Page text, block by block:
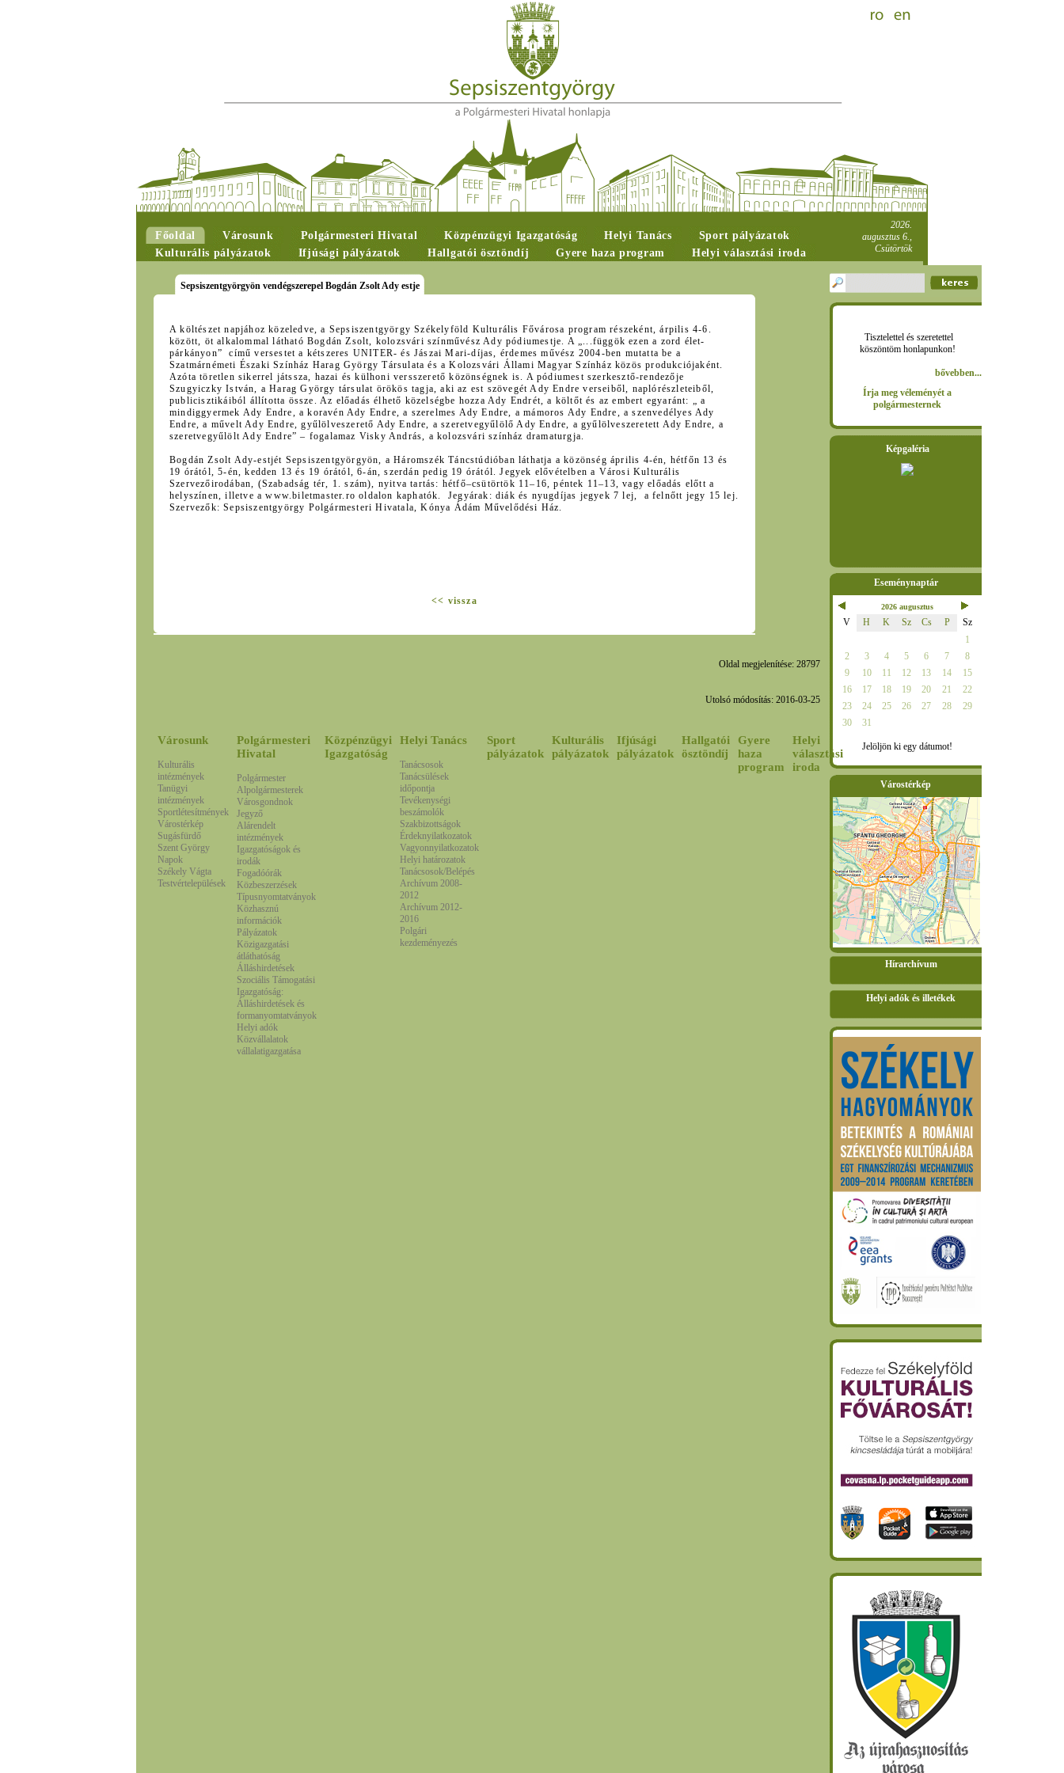
Főoldal Városunk Polgármesteri Hivatal Közpénzügyi Igazgatóság Helyi Tanács
Sport pályázatok
Kulturális pályázatok
Ifjúsági pályázatok Hallgatói ösztöndíj Gyere haza program Helyi választási iroda
2026.
augusztus 6.,
Csütörtök
Sepsiszentgyörgyön vendégszerepel Bogdán Zsolt Ady estje
A költészet napjához közeledve, a Sepsiszentgyörgy Székelyföld Kulturális Fővárosa program részeként, árpilis 4-6.
között, öt alkalommal látható Bogdán Zsolt, kolozsvári színművész Ady pódiumestje. A „...függök ezen a zord élet-
párkányon” című versestet a kétszeres UNITER- és Jászai Mari-díjas, érdemes művész 2004-ben mutatta be a
Szatmárnémeti Északi Színház Harag György Társulata és a Kolozsvári Állami Magyar Színház közös produkciójaként.
Azóta töretlen sikerrel játssza, hazai és külhoni versszerető közönségnek is. A pódiumest szerkesztő-rendezője
Szugyiczky István, a Harag György társulat örökös tagja, aki az est szövegét Ady Endre verseiből, naplórészleteiből,
publicisztikáiból állította össze. Az előadás élhető közelségbe hozza Ady Endrét, a költőt és az embert egyaránt: „ a
mindiggyermek Ady Endre, a koravén Ady Endre, a szerelmes Ady Endre, a mámoros Ady Endre, a szenvedélyes Ady
Endre, a művelt Ady Endre, gyűlölveszerető Ady Endre, a szeretvegyűlölő Ady Endre, a gyűlölveszeretett Ady Endre, a
szeretvegyűlölt Ady Endre” – fogalamaz Visky András, a kolozsvári színház dramaturgja.
Bogdán Zsolt Ady-estjét Sepsiszentgyörgyön, a Háromszék Táncstúdióban láthatja a közönség április 4-én, hétfőn 13 és
19 órától, 5-én, kedden 13 és 19 órától, 6-án, szerdán pedig 19 órától. Jegyek elővételben a Városi Kulturális
Szervezőirodában, (Szabadság tér, 1. szám), nyitva tartás: hétfő–csütörtök 11–16, péntek 11–13, vagy előadás előtt a
helyszínen, illetve a www.biletmaster.ro oldalon kaphatók. Jegyárak: diák és nyugdíjas jegyek 7 lej, a felnőtt jegy 15 lej.
Szervezők: Sepsiszentgyörgy Polgármesteri Hivatala, Kónya Ádám Művelődési Ház.
<< vissza
Oldal megjelenítése: 28797
Utolsó módosítás: 2016-03-25
Városunk
Kulturális
intézmények
Tanügyi
intézmények
Sportlétesítmények
Várostérkép
Sugásfürdő
Szent György
Napok
Székely Vágta
Testvértelepülések
Polgármesteri
Hivatal
Polgármester
Alpolgármesterek
Városgondnok
Jegyző
Alárendelt
intézmények
Igazgatóságok és
irodák
Fogadóórák
Közbeszerzések
Típusnyomtatványok
Közhasznú
információk
Pályázatok
Közigazgatási
átláthatóság
Álláshirdetések
Szociális Támogatási
Igazgatóság:
Álláshirdetések és
formanyomtatványok
Helyi adók
Közvállalatok
vállalatigazgatása
Közpénzügyi
Igazgatóság
Helyi Tanács
Tanácsosok
Tanácsülések
időpontja
Tevékenységi
beszámolók
Szakbizottságok
Érdeknyilatkozatok
Vagyonnyilatkozatok
Helyi határozatok
Tanácsosok/Belépés
Archívum 2008-
2012
Archívum 2012-
2016
Polgári
kezdeményezés
Sport
pályázatok
Kulturális
pályázatok
Ifjúsági
pályázatok
Hallgatói
ösztöndíj
Gyere
haza
program
Helyi
választási
iroda
Tisztelettel és szeretettel
köszöntöm honlapunkon!
bővebben...
Írja meg véleményét a
polgármesternek
Képgaléria
Eseménynaptár
2026 augusztus
V H K Sz Cs P
Sz
1
2
3 4 5 6 7
8
9
10 11 12 13 14
15
16
17 18 19 20 21
22
23
24 25 26 27 28
29
30
31
Jelöljön ki egy dátumot!
Várostérkép
Hírarchívum
Helyi adók és illetékek